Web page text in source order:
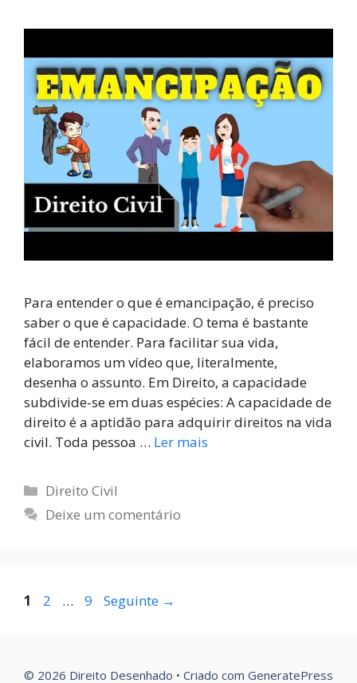
Para entender o que é emancipação, é preciso
saber o que é capacidade. O tema é bastante
fácil de entender. Para facilitar sua vida,
elaboramos um vídeo que, literalmente,
desenha o assunto. Em Direito, a capacidade
subdivide-se em duas espécies: A capacidade de
direito é a aptidão para adquirir direitos na vida
civil. Toda pessoa … Ler mais
Direito Civil
Deixe um comentário
1 2 … 9 Seguinte →
© 2026 Direito Desenhado • Criado com GeneratePress